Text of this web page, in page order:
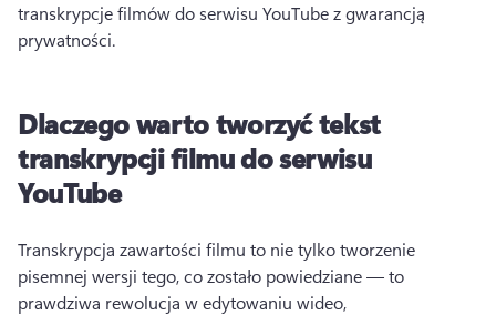
transkrypcje filmów do serwisu YouTube z gwarancją
prywatności.
Dlaczego warto tworzyć tekst
transkrypcji filmu do serwisu
YouTube
Transkrypcja zawartości filmu to nie tylko tworzenie
pisemnej wersji tego, co zostało powiedziane — to
prawdziwa rewolucja w edytowaniu wideo,